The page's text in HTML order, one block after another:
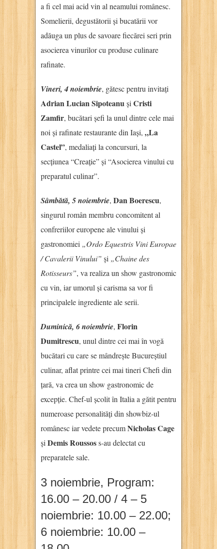
a fi cel mai acid vin al neamului românesc.
Somelierii, degustătorii și bucatării vor
adăuga un plus de savoare fiecărei seri prin
asocierea vinurilor cu produse culinare
rafinate.
Vineri, 4 noiembrie, gătesc pentru invitați
Adrian Lucian Sipoteanuși Cristi
Zamfir, bucătari șefi la unul dintre cele mai
noi și rafinate restaurante din Iași, „La
Castel”, medaliați la concursuri, la
secțiunea “Creație” și “Asocierea vinului cu
preparatul culinar”.
Sâmbătă, 5 noiembrie, Dan Boerescu,
singurul român membru concomitent al
confreriilor europene ale vinului și
gastronomiei „Ordo Equestris Vini Europae
/ Cavalerii Vinului” și „Chaine des
Rotisseurs”, va realiza un show gastronomic
cu vin, iar umorul și carisma sa vor fi
principalele ingrediente ale serii.
Duminică, 6 noiembrie, Florin
Dumitrescu, unul dintre cei mai în vogă
bucătari cu care se mândrește Bucureștiul
culinar, aflat printre cei mai tineri Chefi din
țară, va crea un show gastronomic de
excepție. Chef-ul școlit în Italia a gătit pentru
numeroase personalități din showbiz-ul
românesc iar vedete precumNicholas Cage
și Demis Roussoss-au delectat cu
preparatele sale.
3 noiembrie, Program:
16.00 – 20.00 / 4 – 5
noiembrie: 10.00 – 22.00;
6 noiembrie: 10.00 –